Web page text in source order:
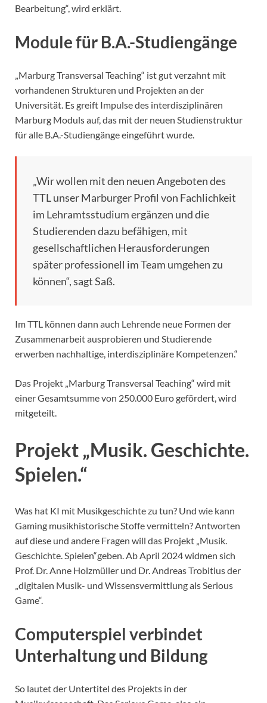
Bearbeitung“, wird erklärt.
Module für B.A.-Studiengänge
„Marburg Transversal Teaching“ ist gut verzahnt mit
vorhandenen Strukturen und Projekten an der
Universität. Es greift Impulse des interdisziplinären
Marburg Moduls auf, das mit der neuen Studienstruktur
für alle B.A.-Studiengänge eingeführt wurde.
„Wir wollen mit den neuen Angeboten des
TTL unser Marburger Profil von Fachlichkeit
im Lehramtsstudium ergänzen und die
Studierenden dazu befähigen, mit
gesellschaftlichen Herausforderungen
später professionell im Team umgehen zu
können“, sagt Saß.
Im TTL können dann auch Lehrende neue Formen der
Zusammenarbeit ausprobieren und Studierende
erwerben nachhaltige, interdisziplinäre Kompetenzen.“
Das Projekt „Marburg Transversal Teaching“ wird mit
einer Gesamtsumme von 250.000 Euro gefördert, wird
mitgeteilt.
Projekt „Musik. Geschichte.
Spielen.“
Was hat KI mit Musikgeschichte zu tun? Und wie kann
Gaming musikhistorische Stoffe vermitteln? Antworten
auf diese und andere Fragen will das Projekt „Musik.
Geschichte. Spielen“geben. Ab April 2024 widmen sich
Prof. Dr. Anne Holzmüller und Dr. Andreas Trobitius der
„digitalen Musik- und Wissensvermittlung als Serious
Game“.
Computerspiel verbindet
Unterhaltung und Bildung
So lautet der Untertitel des Projekts in der